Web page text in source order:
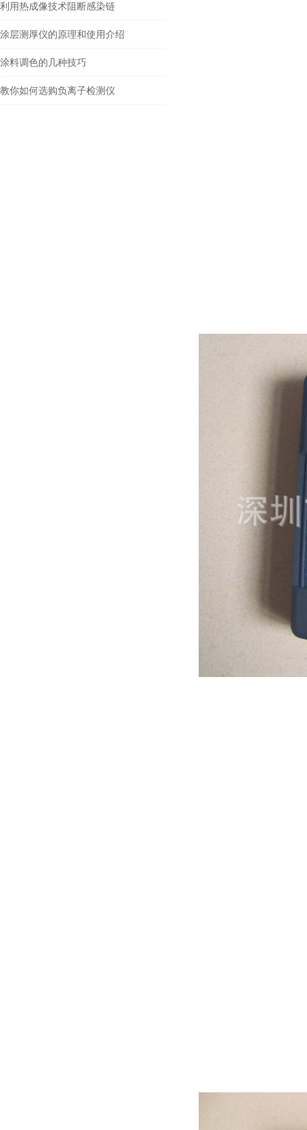
利用热成像技术阻断感染链
涂层测厚仪的原理和使用介绍
涂料调色的几种技巧
教你如何选购负离子检测仪